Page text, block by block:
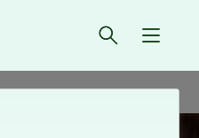
Åpne søk
{